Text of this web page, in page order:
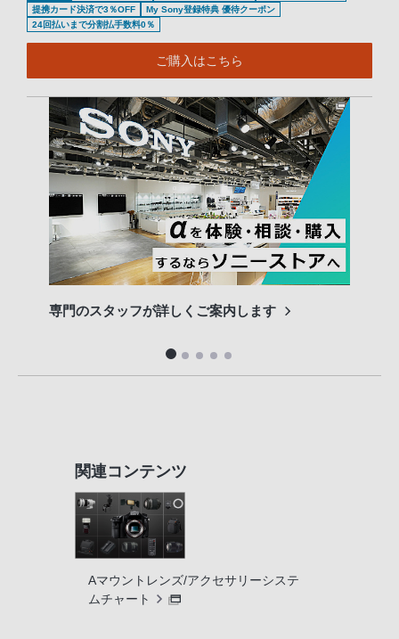
提携カード決済で3％OFF
My Sony登録特典 優待クーポン
24回払いまで分割払手数料0％
ご購入はこちら
専門のスタッフが詳しくご案内します
関連コンテンツ
Aマウントレンズ/アクセサリーシステ
ムチャート